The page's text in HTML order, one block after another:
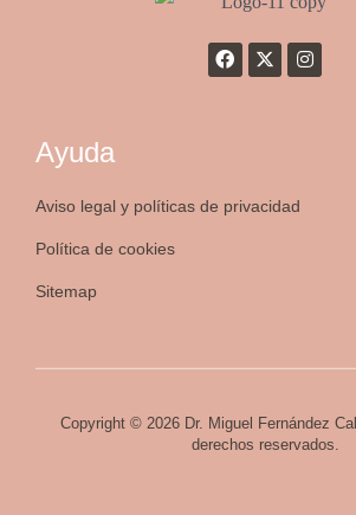
Ayuda
Aviso legal y políticas de privacidad
Política de cookies
Sitemap
Copyright © 2026 Dr. Miguel Fernández
derechos reservados.